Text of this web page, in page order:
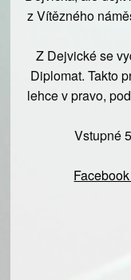
z Vítězného
Z Dejvické se
Diplomat. Takto
lehce v pravo,
Vstupné